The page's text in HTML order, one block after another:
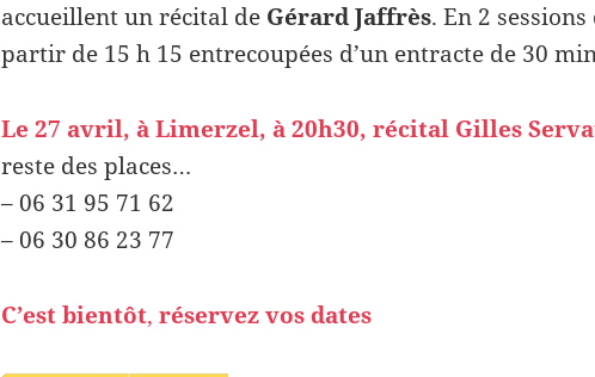
accueillent un récital de Gérard Jaffrès. En 2
partir de 15 h 15 entrecoupées d’un entracte de 30
Le 27 avril, à Limerzel, à 20h30, récital Gilles
reste des places…
– 06 31 95 71 62
– 06 30 86 23 77
C’est bientôt,réservez vos dates